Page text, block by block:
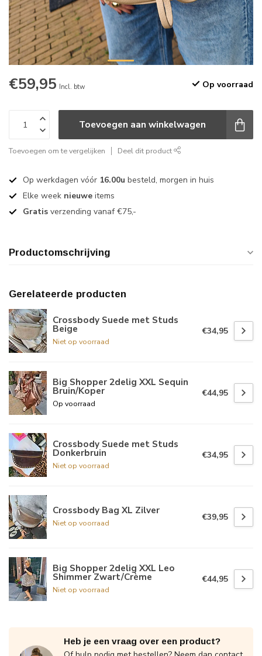
€59,95 Incl. btw Op voorraad
Toevoegen aan winkelwagen
Toevoegen om te vergelijken Deel dit product
Op werkdagen vóór 16.00u besteld, morgen in huis
Elke week nieuwe items
Gratis verzending vanaf €75,-
Productomschrijving
Gerelateerde producten
Crossbody Suede met Studs
Beige
Niet op voorraad
€34,95
Big Shopper 2delig XXL Sequin
Bruin/Koper
Op voorraad
€44,95
Crossbody Suede met Studs
Donkerbruin
Niet op voorraad
€34,95
Crossbody Bag XL Zilver
Niet op voorraad
€39,95
Big Shopper 2delig XXL Leo
Shimmer Zwart/Crème
Niet op voorraad
€44,95
Heb je een vraag over een product?